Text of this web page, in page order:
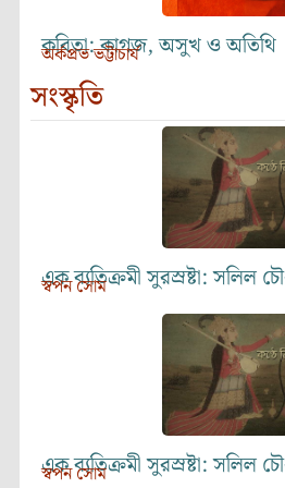
কবিতা: কাগজ, অসুখ ও অতিথি
অর্কপ্রভ ভট্টাচার্য
সংস্কৃতি
এক ব্যতিক্রমী সুরস্রষ্টা: সলিল
স্বপন সোম
এক ব্যতিক্রমী সুরস্রষ্টা: সলিল
স্বপন সোম